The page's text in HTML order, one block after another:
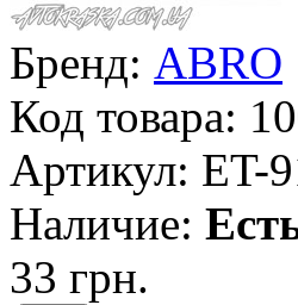
Бренд: ABRO
Код товара:
Артикул: ET-
Наличие:
33 грн.